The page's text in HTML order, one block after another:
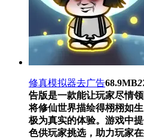
修真模拟器去广告68.9MB
告版是一款能让玩家尽情
将修仙世界描绘得栩栩如
极为真实的体验。游戏中
色供玩家挑选，助力玩家